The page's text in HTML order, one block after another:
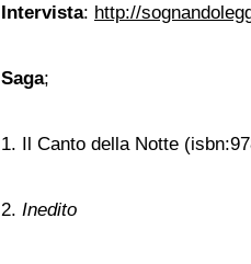
Intervista: http://
Saga;
1. Il Canto della Notte
2. Inedito